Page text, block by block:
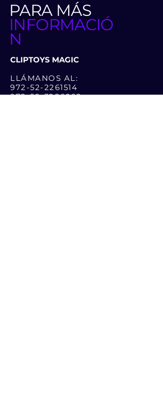
PARA MÁS
INFORMACIÓ
N
CLIPTOYS MAGIC
LLÁMANOS AL:
972-52-2261514
972-52-3286262